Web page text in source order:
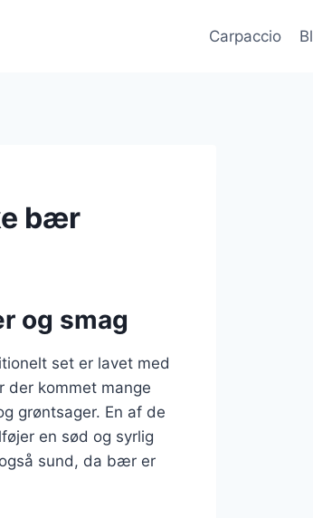
Carpaccio
bær
og smag
set er lavet med
der kommet mange
grøntsager. En af de
en sød og syrlig
sund, da bær er